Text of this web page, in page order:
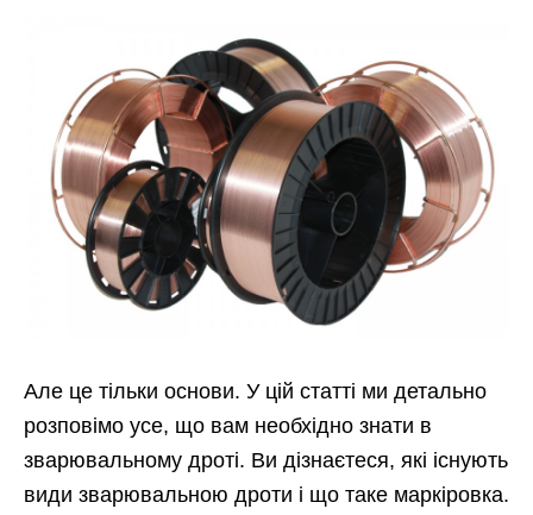
Але це тільки основи. У цій статті ми детально
розповімо усе, що вам необхідно знати в
зварювальному дроті. Ви дізнаєтеся, які існують
види зварювальною дроти і що таке маркіровка.